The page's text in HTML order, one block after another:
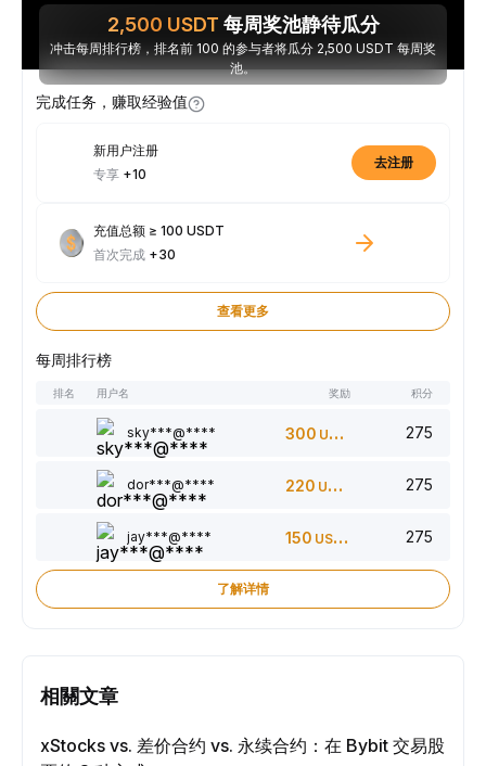
2,500 USDT 每周奖池静待瓜分
冲击每周排行榜，排名前 100 的参与者将瓜分 2,500 USDT 每周奖
池。
完成任务，赚取经验值
新用户注册
专享 +10
去注册
充值总额 ≥ 100 USDT
首次完成 +30
查看更多
每周排行榜
排名 用户名 奖励 积分
sky***@**** 300 USDT 275
dor***@**** 220 USDT 275
jay***@**** 150 USDT 275
了解详情
相關文章
xStocks vs. 差价合约 vs. 永续合约：在 Bybit 交易股